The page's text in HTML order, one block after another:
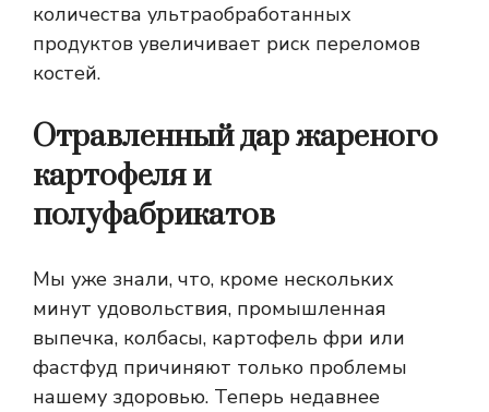
количества ультраобработанных
продуктов увеличивает риск переломов
костей.
Отравленный дар жареного
картофеля и
полуфабрикатов
Мы уже знали, что, кроме нескольких
минут удовольствия, промышленная
выпечка, колбасы, картофель фри или
фастфуд причиняют только проблемы
нашему здоровью. Теперь недавнее